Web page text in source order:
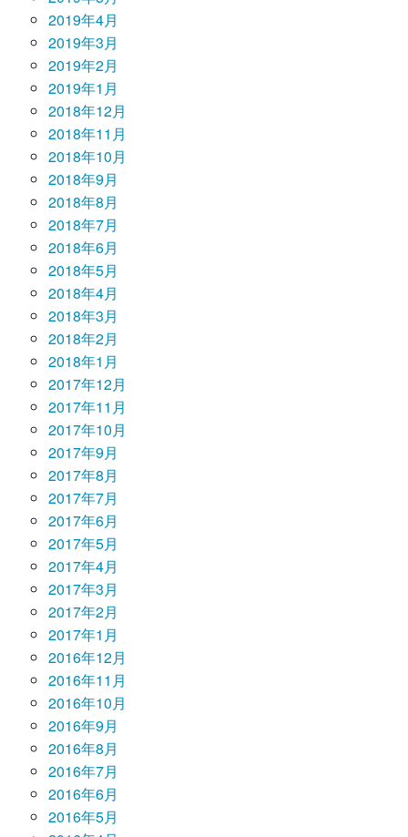
2019年4月
2019年3月
2019年2月
2019年1月
2018年12月
2018年11月
2018年10月
2018年9月
2018年8月
2018年7月
2018年6月
2018年5月
2018年4月
2018年3月
2018年2月
2018年1月
2017年12月
2017年11月
2017年10月
2017年9月
2017年8月
2017年7月
2017年6月
2017年5月
2017年4月
2017年3月
2017年2月
2017年1月
2016年12月
2016年11月
2016年10月
2016年9月
2016年8月
2016年7月
2016年6月
2016年5月